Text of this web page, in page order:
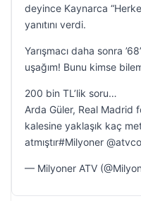
deyince Kaynarca
yanıtını verdi.
Yarışmacı daha sonra
uşağım! Bunu kimse
200 bin TL’lik soru…
Arda Güler, Real Madrid
kalesine yaklaşık kaç
atmıştır#Milyoner
— Milyoner ATV